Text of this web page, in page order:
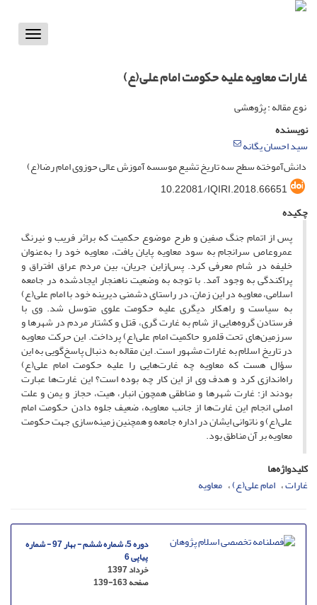
Toggle
غارات معاویه علیه حکومت امام علی(ع)
نوع مقاله : پژوهشی
نویسنده
سید احسان یگانه
دانش‌آموخته سطح سه تاریخ تشیع موسسه آموزش عالی حوزوی امام رضا(ع)
10.22081/IQIRI.2018.66651
چکیده
پس از اتمام جنگ صفین و طرح موضوع حکمیت که براثر فریب و نیرنگ
عمروعاص سرانجام به سود معاویه پایان یافت، معاویه خود را به‌عنوان
خلیفه در شام معرفی کرد. پس‌ازاین جریان، بین مردم عراق افتراق و
پراکندگی به وجود آمد. با توجه به وضعیت ناهنجار ایجادشده در جامعه
اسلامی، معاویه در این زمان، در راستای دشمنی دیرینه خود با امام علی(ع)
به سیاست و راهکار دیگری علیه حکومت علوی متوسل شد. وی با
فرستادن گروه‌هایی از شام به غارت گری، قتل و کشتار مردم در شهرها و
سرزمین‌های تحت قلمرو حاکمیت امام علی(ع) پرداخت. این حرکت معاویه
در تاریخ اسلام به غارات مشهور است. این مقاله به دنبال پاسخ‌گویی به این
سؤال هست که معاویه چه غارت‌هایی را علیه حکومت امام علی(ع)
راه‌اندازی کرد و هدف وی از این کار چه بوده است؟ این غارت‌ها عبارت
بودند از: غارت شهرها و مناطقی همچون انبار، هیت، حجاز و یمن و علت
اصلی انجام این غارت‌ها از جانب معاویه، ضعیف جلوه دادن حکومت امام
علی(ع) و ناتوانی ایشان در اداره جامعه و همچنین زمینه‌سازی جهت حکومت
معاویه بر آن مناطق بود.
کلیدواژه‌ها
غارات امام علی(ع) معاویه
دوره 5، شماره ششم - بهار 97 - شماره
پیاپی 6
خرداد 1397
صفحه139-163